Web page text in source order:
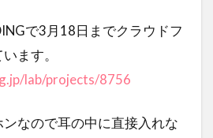
で3月18日までクラウドフ
ます。
lab/projects/8756
なので耳の中に直接入れな